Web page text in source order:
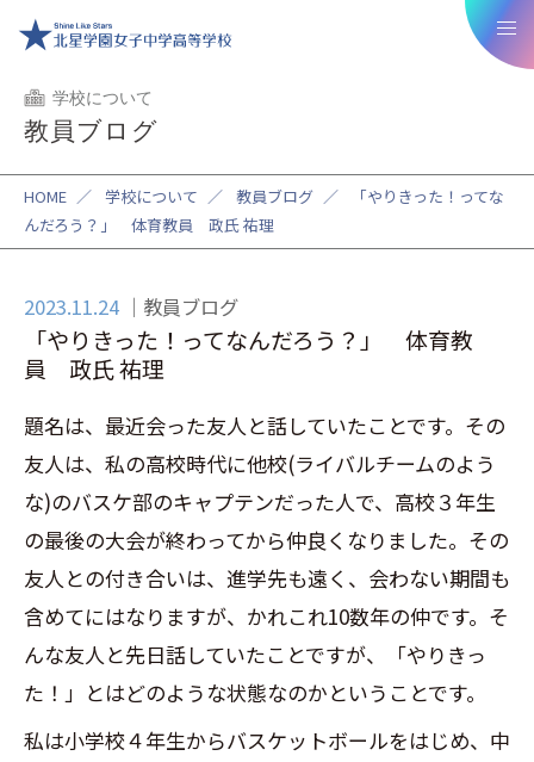
学校について
教員ブログ
HOME ／ 学校について ／ 教員ブログ ／
「やりきった！ってな
んだろう？」 体育教員 政氏 祐理
2023.11.24 教員ブログ
「やりきった！ってなんだろう？」 体育教
員 政氏 祐理
題名は、最近会った友人と話していたことです。その
友人は、私の高校時代に他校(ライバルチームのよう
な)のバスケ部のキャプテンだった人で、高校３年生
の最後の大会が終わってから仲良くなりました。その
友人との付き合いは、進学先も遠く、会わない期間も
含めてにはなりますが、かれこれ10数年の仲です。そ
んな友人と先日話していたことですが、「やりきっ
た！」とはどのような状態なのかということです。
私は小学校４年生からバスケットボールをはじめ、中